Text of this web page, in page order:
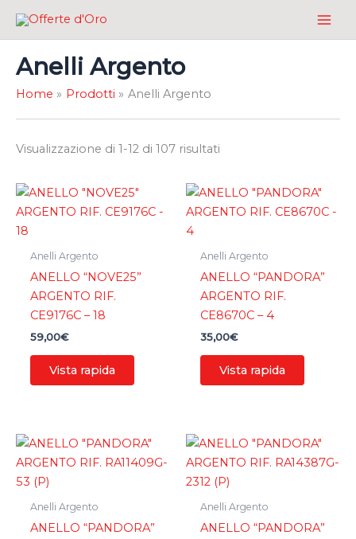
Anelli Argento
Home Prodotti Anelli Argento
Visualizzazione di 1-12 di 107 risultati
Anelli Argento
ANELLO “NOVE25”
ARGENTO RIF.
CE9176C – 18
59,00€
Vista rapida
Anelli Argento
ANELLO “PANDORA”
ARGENTO RIF.
CE8670C – 4
35,00€
Vista rapida
Anelli Argento
ANELLO “PANDORA”
Anelli Argento
ANELLO “PANDORA”